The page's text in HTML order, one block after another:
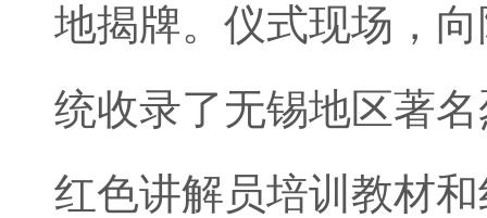
地揭牌。仪式现场，
统收录了无锡地区著
红色讲解员培训教材